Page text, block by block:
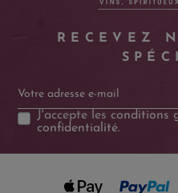
RECEVEZ
J'accepte lesconditions
confidentialité.